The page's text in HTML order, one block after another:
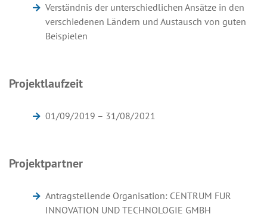
Verständnis der unterschiedlichen Ansätze in den
verschiedenen Ländern und Austausch von guten
Beispielen
Projektlaufzeit
01/09/2019 – 31/08/2021
Projektpartner
Antragstellende Organisation: CENTRUM FUR
INNOVATION UND TECHNOLOGIE GMBH